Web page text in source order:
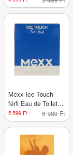
Toilette - 30 ml
Mexx Ice Touch
férfi Eau de Toilette
- 50 ml
5 599 Ft 6 999 Ft